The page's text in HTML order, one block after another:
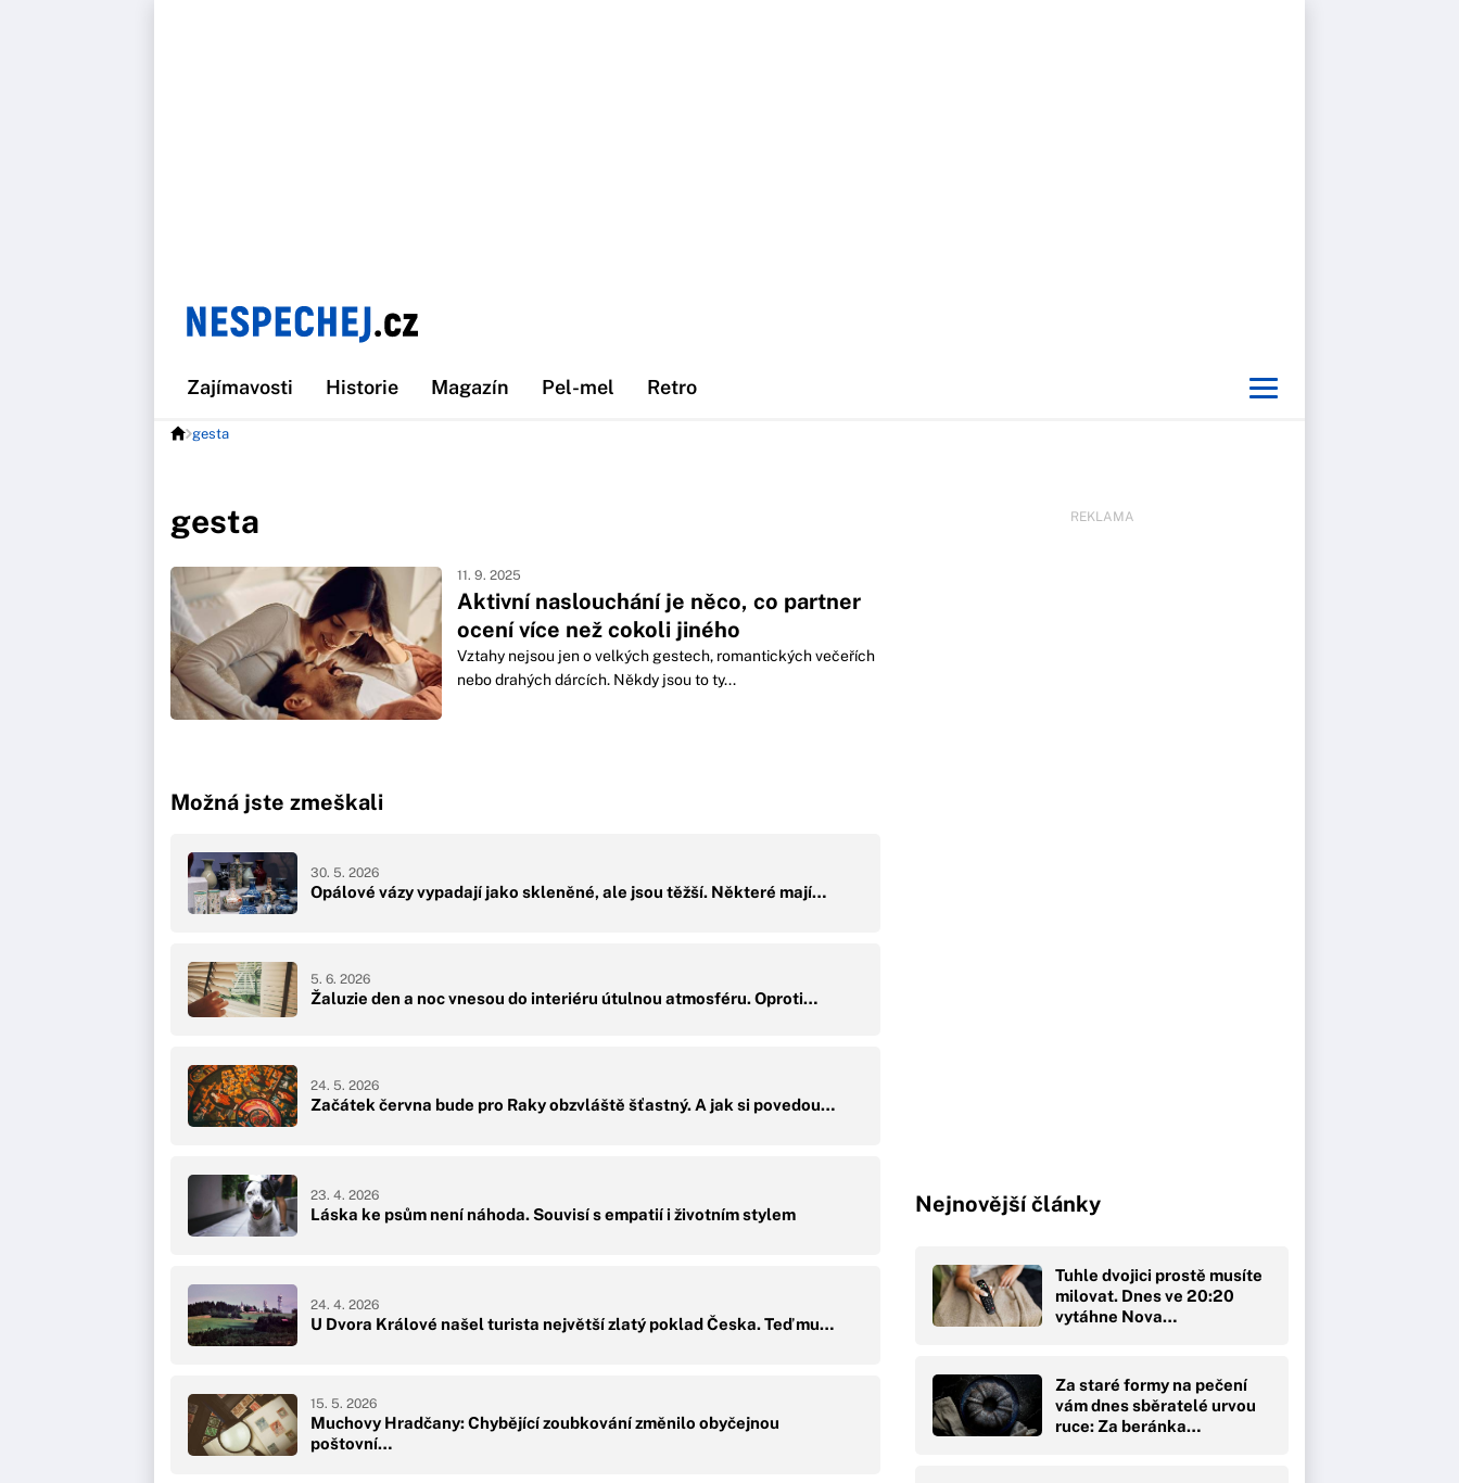
Zajímavosti Historie Magazín Pel-mel Retro
gesta
gesta
Aktivní naslouchání je něco, co partner
ocení více než cokoli jiného
11. 9. 2025
Vztahy nejsou jen o velkých gestech, romantických večeřích
nebo drahých dárcích. Někdy jsou to ty...
Možná jste zmeškali
Opálové vázy vypadají jako skleněné, ale jsou těžší. Některé mají…
30. 5. 2026
Žaluzie den a noc vnesou do interiéru útulnou atmosféru. Oproti…
5. 6. 2026
Začátek června bude pro Raky obzvláště šťastný. A jak si povedou…
24. 5. 2026
Láska ke psům není náhoda. Souvisí s empatií i životním stylem
23. 4. 2026
U Dvora Králové našel turista největší zlatý poklad Česka. Teď mu…
24. 4. 2026
Muchovy Hradčany: Chybějící zoubkování změnilo obyčejnou
poštovní…
15. 5. 2026
REKLAMA
Nejnovější články
Tuhle dvojici prostě musíte
milovat. Dnes ve 20:20
vytáhne Nova…
Za staré formy na pečení
vám dnes sběratelé urvou
ruce: Za beránka…